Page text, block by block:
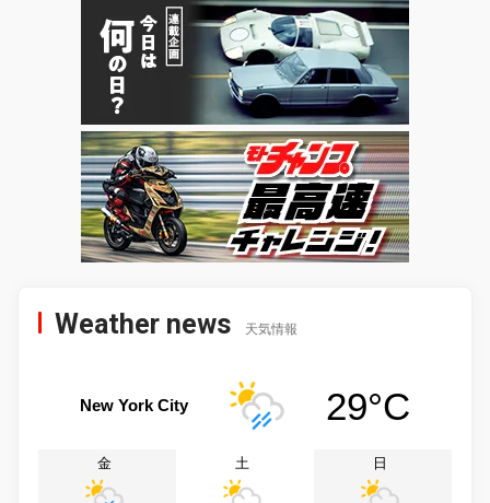
Weather news 天気情報
New York City 29°C
金 土 日